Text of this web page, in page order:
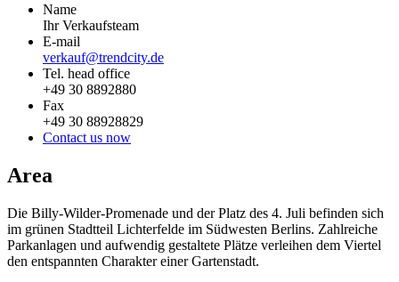
Name
Ihr Verkaufsteam
E-mail
verkauf@trendcity.de
Tel. head office
+49 30 8892880
Fax
+49 30 88928829
Contact us now
Area
Die Billy-Wilder-Promenade und der Platz des 4. Juli befinden sich
im grünen Stadtteil Lichterfelde im Südwesten Berlins. Zahlreiche
Parkanlagen und aufwendig gestaltete Plätze verleihen dem Viertel
den entspannten Charakter einer Gartenstadt.